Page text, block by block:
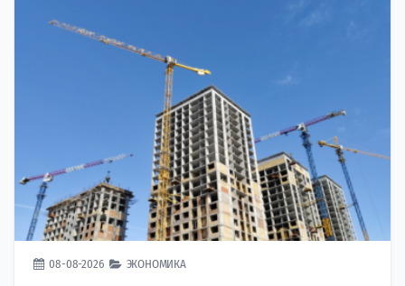
08-08-2026 ЭКОНОМИКА